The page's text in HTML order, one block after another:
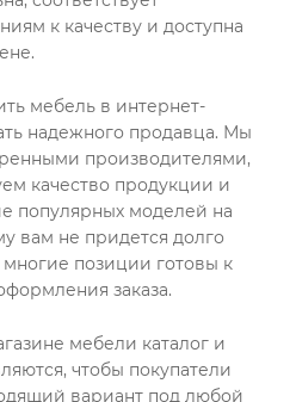
к качеству и доступна
мебель в интернет-
надежного продавца. Мы
производителями,
качество продукции и
популярных моделей на
вам не придется долго
позиции готовы к
заказа.
мебели каталог и
чтобы покупатели
вариант под любой